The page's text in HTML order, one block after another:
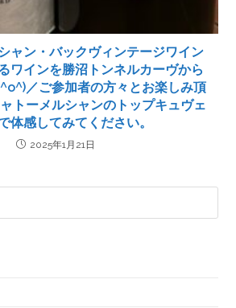
ャン・バックヴィンテージワイン
ワインを勝沼トンネルカーヴから
／ご参加者の方々とお楽しみ頂
トーメルシャンのトップキュヴェ
体感してみてください。
2025年1月21日